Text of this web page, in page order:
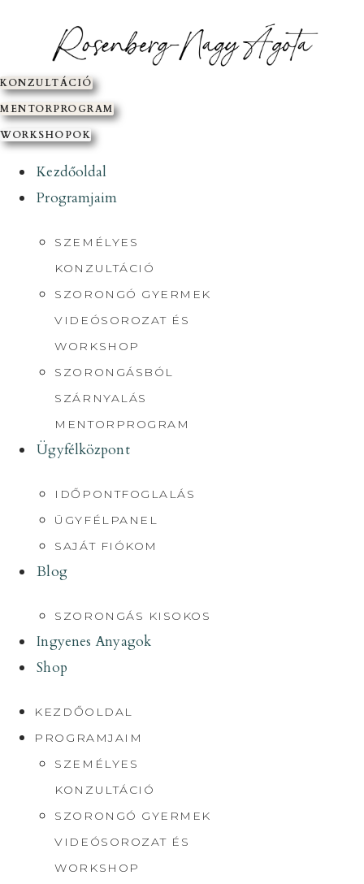
KONZULTÁCIÓ
MENTORPROGRAM
WORKSHOPOK
Kezdőoldal
Programjaim
SZEMÉLYES
KONZULTÁCIÓ
SZORONGÓ GYERMEK
VIDEÓSOROZAT ÉS
WORKSHOP
SZORONGÁSBÓL
SZÁRNYALÁS
MENTORPROGRAM
Ügyfélközpont
IDŐPONTFOGLALÁS
ÜGYFÉLPANEL
SAJÁT FIÓKOM
Blog
SZORONGÁS KISOKOS
Ingyenes Anyagok
Shop
KEZDŐOLDAL
PROGRAMJAIM
SZEMÉLYES
KONZULTÁCIÓ
SZORONGÓ GYERMEK
VIDEÓSOROZAT ÉS
WORKSHOP